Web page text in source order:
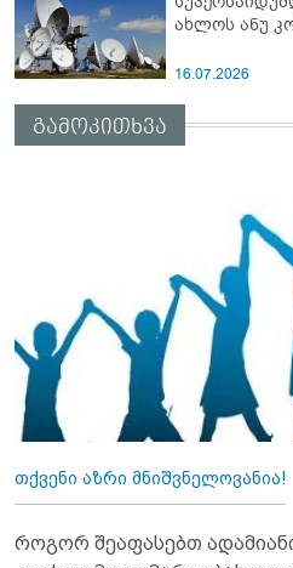
16.07.2026
გამოკითხვა
თქვენი აზრი მნიშვნელოვანია!
როგორ შეაფასებთ